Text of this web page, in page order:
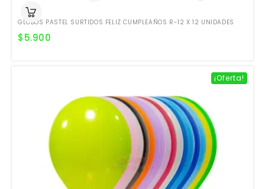
GLOBOS PASTEL SURTIDOS FELIZ CUMPLEAÑOS R-12 X 12 UNIDADES
$5.900
¡Oferta!